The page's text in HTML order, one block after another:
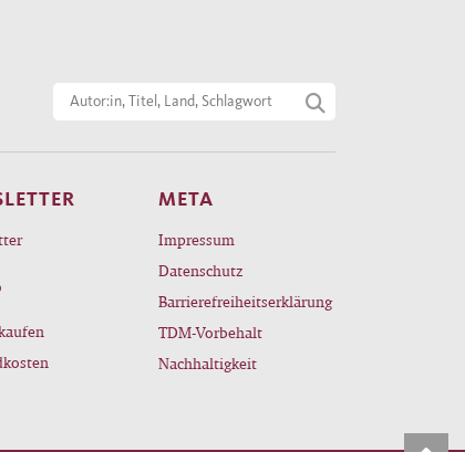
META
Impressum
Datenschutz
Barrierefreiheitserklärung
TDM-Vorbehalt
Nachhaltigkeit